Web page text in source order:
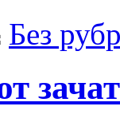
Без